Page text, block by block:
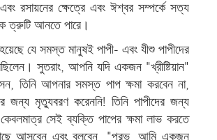
এবং রসায়নের ক্ষেত্রে এবং ঈশ্বর সম্পর্কে সত্য
ত্রুটি আনতে পারে।
হয়েছে যে সমস্ত মানুষই পাপী- এবং যীশু পাপীদের
সুতরাং, আপনি যদি একজন "খ্রীষ্টিয়ান"
তিনি আপনার সমস্ত পাপ ক্ষমা করবেন না,
জন্য মৃত্যুবরণ করেননি! তিনি পাপীদের জন্য
সেই ব্যক্তি পাপের ক্ষমা লাভ করতে
কাছে আসবেন এবং বলবেন, "প্রভু, আমি একজন